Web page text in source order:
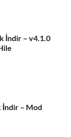
İndir – v4.1.0
İndir – Mod